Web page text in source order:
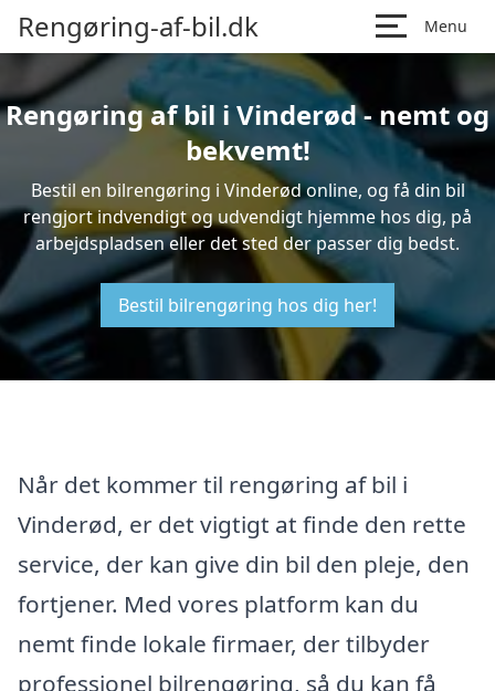
Rengøring-af-bil.dk Menu
Rengøring af bil i Vinderød - nemt og
bekvemt!
Bestil en bilrengøring i Vinderød online, og få din bil
rengjort indvendigt og udvendigt hjemme hos dig, på
arbejdspladsen eller det sted der passer dig bedst.
Bestil bilrengøring hos dig her!
Når det kommer til rengøring af bil i
Vinderød, er det vigtigt at finde den rette
service, der kan give din bil den pleje, den
fortjener. Med vores platform kan du
nemt finde lokale firmaer, der tilbyder
professionel bilrengøring, så du kan få